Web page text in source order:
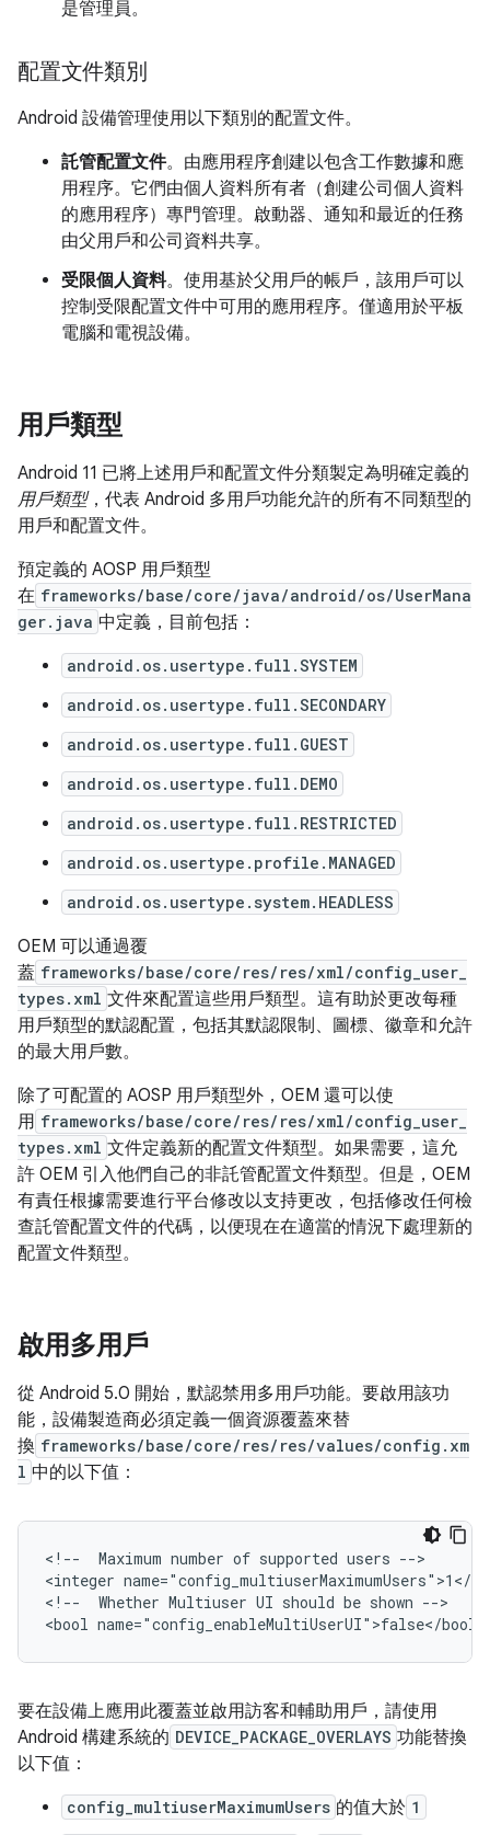
是管理員。
配置文件類別
Android 設備管理使用以下類別的配置文件。
託管配置文件。由應用程序創建以包含工作數據和應
用程序。它們由個人資料所有者（創建公司個人資料
的應用程序）專門管理。啟動器、通知和最近的任務
由父用戶和公司資料共享。
受限個人資料。使用基於父用戶的帳戶，該用戶可以
控制受限配置文件中可用的應用程序。僅適用於平板
電腦和電視設備。
用戶類型
Android 11 已將上述用戶和配置文件分類製定為明確定義的
用戶類型，代表 Android 多用戶功能允許的所有不同類型的
用戶和配置文件。
預定義的 AOSP 用戶類型
在 frameworks/base/core/java/android/os/UserMana
ger.java 中定義，目前包括：
android.os.usertype.full.SYSTEM
android.os.usertype.full.SECONDARY
android.os.usertype.full.GUEST
android.os.usertype.full.DEMO
android.os.usertype.full.RESTRICTED
android.os.usertype.profile.MANAGED
android.os.usertype.system.HEADLESS
OEM 可以通過覆
蓋 frameworks/base/core/res/res/xml/config_user_
types.xml 文件來配置這些用戶類型。這有助於更改每種
用戶類型的默認配置，包括其默認限制、圖標、徽章和允許
的最大用戶數。
除了可配置的 AOSP 用戶類型外，OEM 還可以使
用 frameworks/base/core/res/res/xml/config_user_
types.xml 文件定義新的配置文件類型。如果需要，這允
許 OEM 引入他們自己的非託管配置文件類型。但是，OEM
有責任根據需要進行平台修改以支持更改，包括修改任何檢
查託管配置文件的代碼，以便現在在適當的情況下處理新的
配置文件類型。
啟用多用戶
從 Android 5.0 開始，默認禁用多用戶功能。要啟用該功
能，設備製造商必須定義一個資源覆蓋來替
換 frameworks/base/core/res/res/values/config.xm
l 中的以下值：
<!--  Maximum number of supported users -->
<integer name="config_multiuserMaximumUsers">1</
<!--  Whether Multiuser UI should be shown -->
要在設備上應用此覆蓋並啟用訪客和輔助用戶，請使用
Android 構建系統的 DEVICE_PACKAGE_OVERLAYS 功能替換
以下值：
config_multiuserMaximumUsers 的值大於 1